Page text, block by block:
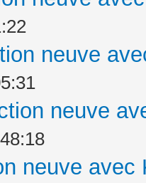
neuve
neuve
neuve avec